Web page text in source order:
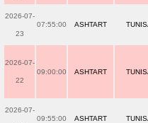
2026-07-
23
07:55:00 ASHTART
2026-07-
22
09:00:00 ASHTART
2026-07-
09:55:00 ASHTART